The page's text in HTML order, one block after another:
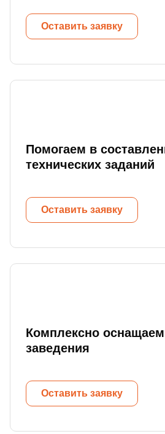
Оставить заявку
Помогаем в
технических заданий
Оставить заявку
Комплексно
заведения
Оставить заявку